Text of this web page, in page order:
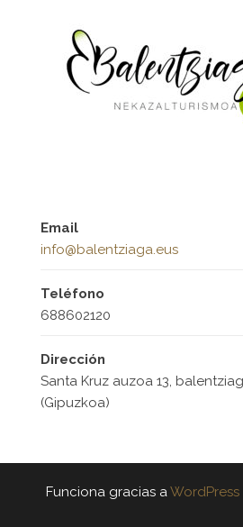
Email
info@balentziaga.eus
Teléfono
688602120
Dirección
Santa Kruz auzoa 13,
(Gipuzkoa)
Funciona gracias aWordPress